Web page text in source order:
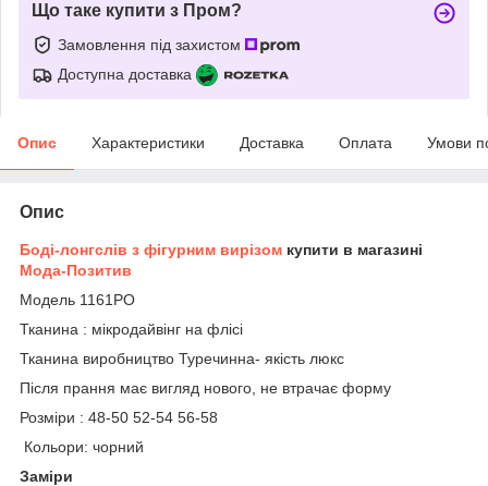
Що таке купити з Пром?
Замовлення під захистом
Доступна доставка
Опис Характеристики Доставка Оплата Умови
Опис
Боді-лонгслів з фігурним вирізом купити в магазині
Мода-Позитив
Модель 1161РО
Тканина : мікродайвінг на флісі
Тканина виробництво Туречинна- якість люкс
Після прання має вигляд нового, не втрачає форму
Розміри : 48-50 52-54 56-58
Кольори: чорний
Заміри